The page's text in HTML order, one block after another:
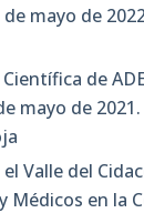
mayo de
de
mayo de
Valle del
Médicos en la